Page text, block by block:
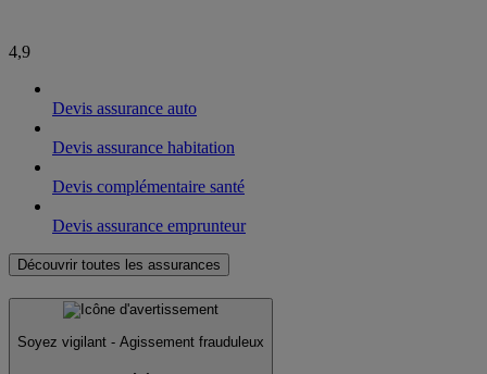
4,9
Devis assurance auto
Devis assurance habitation
Devis complémentaire santé
Devis assurance emprunteur
Découvrir toutes les assurances
Soyez vigilant - Agissement frauduleux